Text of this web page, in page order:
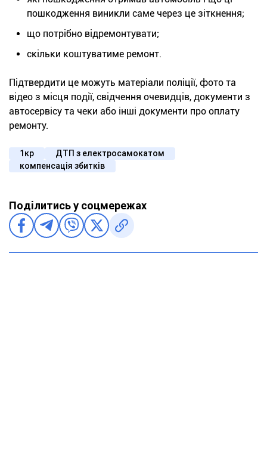
пошкодження виникли саме через це зіткнення;
що потрібно відремонтувати;
скільки коштуватиме ремонт.
Підтвердити це можуть матеріали поліції, фото та
відео з місця події, свідчення очевидців, документи з
автосервісу та чеки або інші документи про оплату
ремонту.
1кр
ДТП з електросамокатом
компенсація збитків
Поділитись у соцмережах